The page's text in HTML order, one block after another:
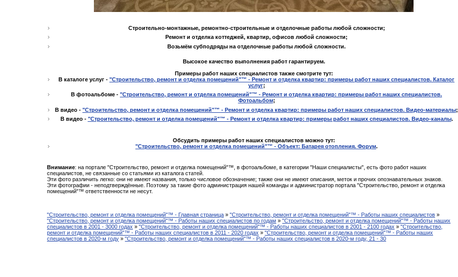
Строительно-монтажные, ремонтно-строительные и отделочные работы любой сложности;
Ремонт и отделка коттеджей, квартир, офисов любой сложности;
Возьмём субподряды на отделочные работы любой сложности.
Высокое качество выполнения работ гарантируем.
Примеры работ наших специалистов также смотрите тут:
В каталоге услуг -"Строительство, ремонт и отделка помещений"™ - Ремонт и отделка квартир: примеры работ наших специалистов. Каталог
услуг;
В фотоальбоме -"Строительство, ремонт и отделка помещений"™ - Ремонт и отделка квартир: примеры работ наших специалистов.
Фотоальбом;
В видео -"Строительство, ремонт и отделка помещений"™ - Ремонт и отделка квартир: примеры работ наших специалистов. Видео-материалы;
В видео - "Строительство, ремонт и отделка помещений"™ - Ремонт и отделка квартир: примеры работ наших специалистов. Видео-каналы.
Обсудить примеры работ наших специалистов можно тут:
"Строительство, ремонт и отделка помещений"™ - Объект: Батарея отопления. Форум.
Внимание: на портале "Строительство, ремонт и отделка помещений"™, в фотоальбоме, в категории "Наши специалисты", есть фото работ наших
специалистов, не связанные со статьями из каталога статей.
Эти фото различить легко: они не имеют названия, только числовое обозначение; также они не имеют описания, меток и прочих опознавательных знаков.
Эти фотографии - неподтверждённые. Поэтому за такие фото администрация нашей команды и администратор портала "Строительство, ремонт и отделка
помещений"™ ответственности не несут.
"Строительство, ремонт и отделка помещений"™ - Главная страница »"Строительство, ремонт и отделка помещений"™ - Работы наших специалистов »
"Строительство, ремонт и отделка помещений"™ - Работы наших специалистов по годам »"Строительство, ремонт и отделка помещений"™ - Работы наших
специалистов в 2001 - 3000 годах »"Строительство, ремонт и отделка помещений"™ - Работы наших специалистов в 2001 - 2100 годах »"Строительство,
ремонт и отделка помещений"™ - Работы наших специалистов в 2011 - 2020 годах »"Строительство, ремонт и отделка помещений"™ - Работы наших
специалистов в 2020-м году »"Строительство, ремонт и отделка помещений"™ - Работы наших специалистов в 2020-м году, 21 - 30